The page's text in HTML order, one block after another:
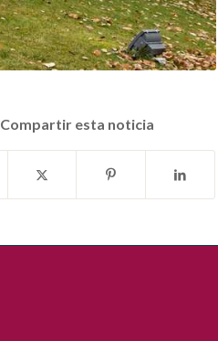
Compartir esta noticia